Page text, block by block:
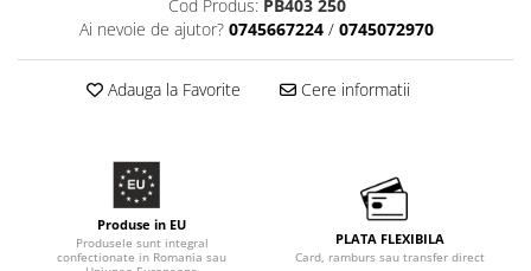
Cod Produs: PB403 250
Ai nevoie de ajutor? 0745667224 / 0745072970
Adauga la Favorite Cere informatii
Produse in EU
Produsele sunt integral
confectionate in Romania sau
PLATA FLEXIBILA
Card, ramburs sau transfer direct